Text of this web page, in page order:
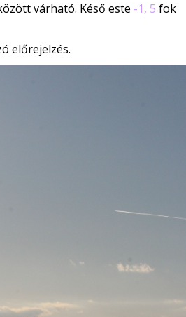
várható. Késő este -1, 5 fok
előrejelzés.